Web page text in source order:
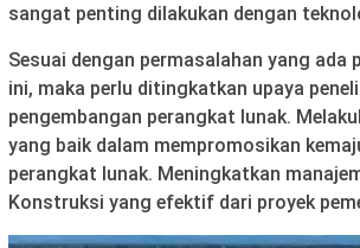
sangat penting dilakukan dengan
Sesuai dengan permasalahan yang ada
ini, maka perlu ditingkatkan upaya
pengembangan perangkat lunak.
yang baik dalam mempromosikan
perangkat lunak. Meningkatkan
Konstruksi yang efektif dari proyek